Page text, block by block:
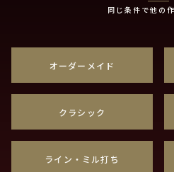
同じ条件で他の
オーダーメイド
クラシック
ライン・ミル打ち